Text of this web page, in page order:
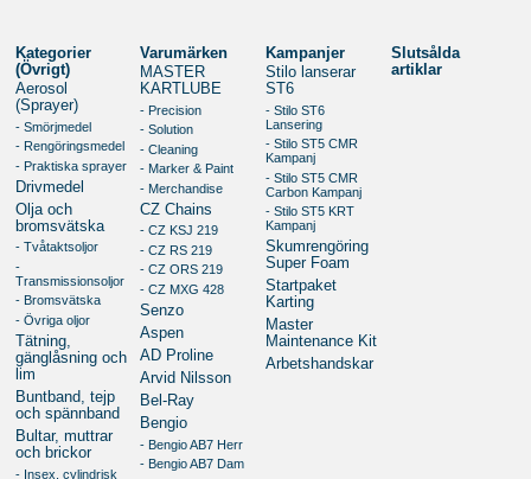
Kategorier
(Övrigt)
Aerosol
(Sprayer)
- Smörjmedel
- Rengöringsmedel
- Praktiska sprayer
Drivmedel
Olja och
bromsvätska
- Tvåtaktsoljor
-
Transmissionsoljor
- Bromsvätska
- Övriga oljor
Tätning,
gänglåsning och
lim
Buntband, tejp
och spännband
Bultar, muttrar
och brickor
- Insex, cylindrisk
Varumärken
MASTER
KARTLUBE
- Precision
- Solution
- Cleaning
- Marker & Paint
- Merchandise
CZ Chains
- CZ KSJ 219
- CZ RS 219
- CZ ORS 219
- CZ MXG 428
Senzo
Aspen
AD Proline
Arvid Nilsson
Bel-Ray
Bengio
- Bengio AB7 Herr
- Bengio AB7 Dam
Kampanjer
Stilo lanserar
ST6
- Stilo ST6
Lansering
- Stilo ST5 CMR
Kampanj
- Stilo ST5 CMR
Carbon Kampanj
- Stilo ST5 KRT
Kampanj
Skumrengöring
Super Foam
Startpaket
Karting
Master
Maintenance Kit
Arbetshandskar
Slutsålda
artiklar